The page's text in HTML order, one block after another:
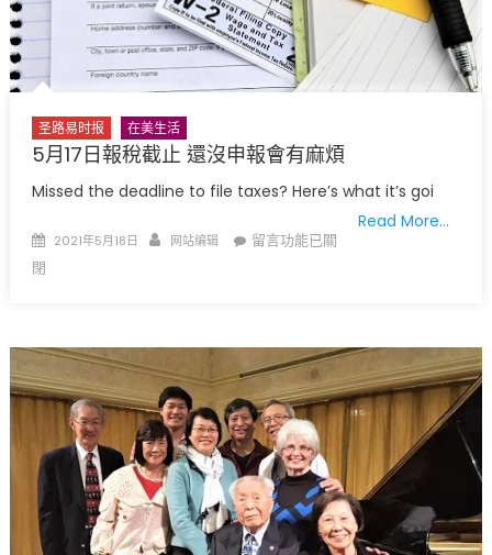
冠
病
毒
疫
對
移
民
區
圣路易时报 在美生活
5月17日報稅截止 還沒申報會有麻煩
Missed the deadline to file taxes? Here’s what it’s goi
Read More…
Posted
2021年5月18日 Author
网站编辑
在
報
稅
截
止
還
沒
申
報
留言功能已關
閉